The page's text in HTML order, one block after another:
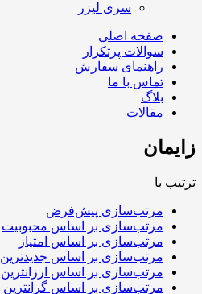
سری لیزر
صفحه اصلی
سوالات پرتکرار
راهنمای سفارش
تماس با ما
بلاگ
مقالات
زایمان
ترتیب با
مرتب‌سازی پیش‌فرض
مرتب‌سازی بر اساس محبوبیت
مرتب‌سازی بر اساس امتیاز
مرتب‌سازی بر اساس جدیدترین
مرتب‌سازی بر اساس ارزانترین
مرتب‌سازی بر اساس گرانترین